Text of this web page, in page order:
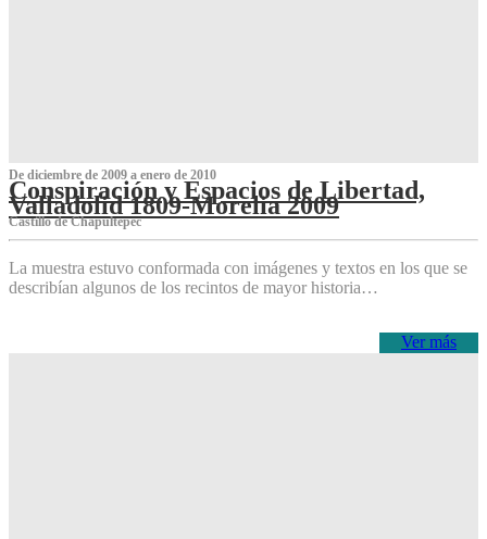
De diciembre de 2009 a enero de 2010
Conspiración y Espacios de Libertad,
Valladolid 1809-Morelia 2009
Castillo de Chapultepec
La muestra estuvo conformada con imágenes y textos en los que se
describían algunos de los recintos de mayor historia…
Ver más